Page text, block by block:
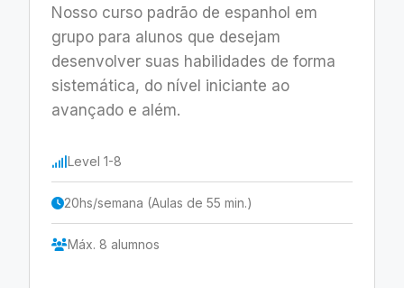
Nosso curso padrão de espanhol em
grupo para alunos que desejam
desenvolver suas habilidades de forma
sistemática, do nível iniciante ao
avançado e além.
Level 1-8
20hs/semana (Aulas de 55 min.)
Máx. 8 alumnos